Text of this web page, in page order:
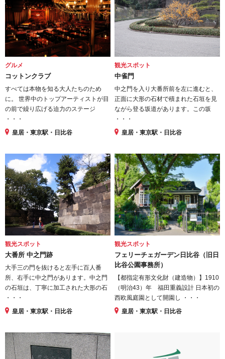
グルメ
コットンクラブ
すべては本物を知る大人たちのため
に。 世界中のトップアーティストが目
の前で繰り広げる迫力のステージ
・・・
皇居・東京駅・日比谷
観光スポット
中雀門
中之門を入り大番所前を左に進むと、
正面に大形の石材で積まれた石垣を見
ながら登る坂道があります。この坂
・・・
皇居・東京駅・日比谷
観光スポット
大番所 中之門跡
大手三の門を抜けると左手に百人番
所、右手に中之門があります。中之門
の石垣は、丁寧に加工された大形の石
・・・
皇居・東京駅・日比谷
観光スポット
フェリーチェガーデン日比谷（旧日
比谷公園事務所）
【都指定有形文化財（建造物）】1910
（明治43）年 福田重義設計 日本初の
西欧風庭園として開園し ・・・
皇居・東京駅・日比谷